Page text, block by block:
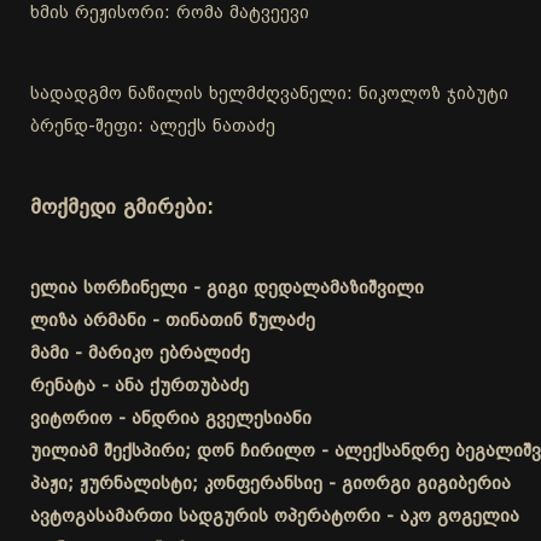
ხმის რეჟისორი: რომა მატვეევი
სადადგმო ნაწილის ხელმძღვანელი: ნიკოლოზ ჯიბუტი
ბრენდ-შეფი: ალექს ნათაძე
მოქმედი გმირები:
ელია სორჩინელი - გიგი დედალამაზიშვილი
ლიზა არმანი - თინათინ წულაძე
მამი - მარიკო ებრალიძე
რენატა - ანა ქურთუბაძე
ვიტორიო - ანდრია გველესიანი
უილიამ შექსპირი; დონ ჩირილო - ალექსანდრე
პაჟი; ჟურნალისტი; კონფერანსიე - გიორგი გიგიბერია
ავტოგასამართი სადგურის ოპერატორი - აკო გოგელია